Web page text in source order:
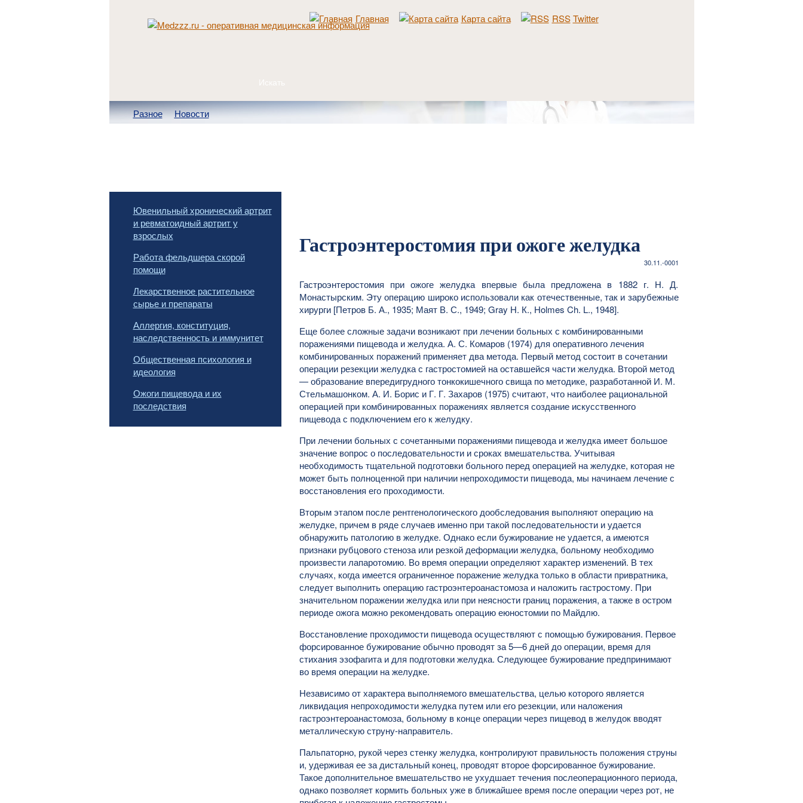
Главная Карта сайта RSS Twitter
Разное Новости
Ювенильный хронический артрит
и ревматоидный артрит у
взрослых
Работа фельдшера скорой
помощи
Лекарственное растительное
сырье и препараты
Аллергия, конституция,
наследственность и иммунитет
Общественная психология и
идеология
Ожоги пищевода и их
последствия
Гастроэнтеростомия при ожоге желудка
30.11.-0001
Гастроэнтеростомия при ожоге желудка впервые была предложена в 1882 г. Н. Д.
Монастырским. Эту операцию широко использовали как отечественные, так и зарубежные
хирурги [Петров Б. А., 1935; Маят В. С., 1949; Gray Н. К., Holmes Ch. L., 1948].
Еще более сложные задачи возникают при лечении больных с комбинированными
поражениями пищевода и желудка. А. С. Комаров (1974) для оперативного лечения
комбинированных поражений применяет два метода. Первый метод состоит в сочетании
операции резекции желудка с гастростомией на оставшейся части желудка. Второй метод
— образование впередигрудного тонкокишечного свища по методике, разработанной И. М.
Стельмашонком. А. И. Борис и Г. Г. Захаров (1975) считают, что наиболее рациональной
операцией при комбинированных поражениях является создание искусственного
пищевода с подключением его к желудку.
При лечении больных с сочетанными поражениями пищевода и желудка имеет большое
значение вопрос о последовательности и сроках вмешательства. Учитывая
необходимость тщательной подготовки больного перед операцией на желудке, которая не
может быть полноценной при наличии непроходимости пищевода, мы начинаем лечение с
восстановления его проходимости.
Вторым этапом после рентгенологического дообследования выполняют операцию на
желудке, причем в ряде случаев именно при такой последовательности и удается
обнаружить патологию в желудке. Однако если бужирование не удается, а имеются
признаки рубцового стеноза или резкой деформации желудка, больному необходимо
произвести лапаротомию. Во время операции определяют характер изменений. В тех
случаях, когда имеется ограниченное поражение желудка только в области привратника,
следует выполнить операцию гастроэнтероанастомоза и наложить гастростому. При
значительном поражении желудка или при неясности границ поражения, а также в остром
периоде ожога можно рекомендовать операцию еюностомии по Майдлю.
Восстановление проходимости пищевода осуществляют с помощью бужирования. Первое
форсированное бужирование обычно проводят за 5—6 дней до операции, время для
стихания эзофагита и для подготовки желудка. Следующее бужирование предпринимают
во время операции на желудке.
Независимо от характера выполняемого вмешательства, целью которого является
ликвидация непроходимости желудка путем или его резекции, или наложения
гастроэнтероанастомоза, больному в конце операции через пищевод в желудок вводят
металлическую струну-направитель.
Пальпаторно, рукой через стенку желудка, контролируют правильность положения струны
и, удерживая ее за дистальный конец, проводят второе форсированное бужирование.
Такое дополнительное вмешательство не ухудшает течения послеоперационного периода,
однако позволяет кормить больных уже в ближайшее время после операции через рот, не